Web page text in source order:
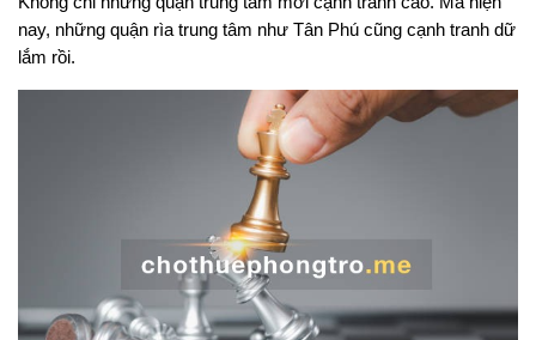
nay, những quận rìa trung tâm như Tân Phú cũng cạnh tranh dữ
lắm rồi.